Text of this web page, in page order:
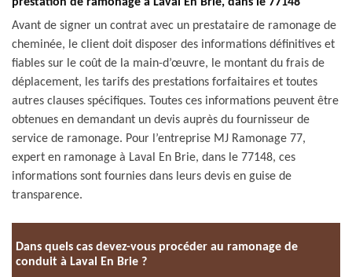
Avant de signer un contrat avec un prestataire de ramonage de
cheminée, le client doit disposer des informations définitives et
fiables sur le coût de la main-d’œuvre, le montant du frais de
déplacement, les tarifs des prestations forfaitaires et toutes
autres clauses spécifiques. Toutes ces informations peuvent être
obtenues en demandant un devis auprès du fournisseur de
service de ramonage. Pour l’entreprise MJ Ramonage 77,
expert en ramonage à Laval En Brie, dans le 77148, ces
informations sont fournies dans leurs devis en guise de
transparence.
Dans quels cas devez-vous procéder au ramonage de
conduit à Laval En Brie ?